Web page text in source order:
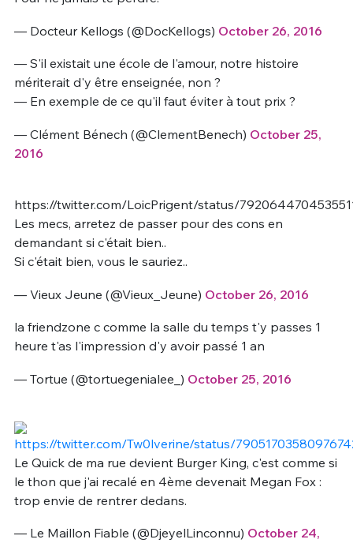
— Docteur Kellogs (@DocKellogs) October 26, 2016
— S'il existait une école de l'amour, notre histoire
mériterait d'y être enseignée, non ?
— En exemple de ce qu'il faut éviter à tout prix ?
— Clément Bénech (@ClementBenech) October 25,
2016
https://twitter.com/LoicPrigent/status/
Les mecs, arretez de passer pour des cons en
demandant si c'était bien..
Si c'était bien, vous le sauriez..
— Vieux Jeune (@Vieux_Jeune) October 26, 2016
la friendzone c comme la salle du temps t'y passes 1
heure t'as l'impression d'y avoir passé 1 an
— Tortue (@tortuegenialee_) October 25, 2016
Le Quick de ma rue devient Burger King, c'est comme si
le thon que j'ai recalé en 4ème devenait Megan Fox :
trop envie de rentrer dedans.
— Le Maillon Fiable (@DjeyelLinconnu) October 24,